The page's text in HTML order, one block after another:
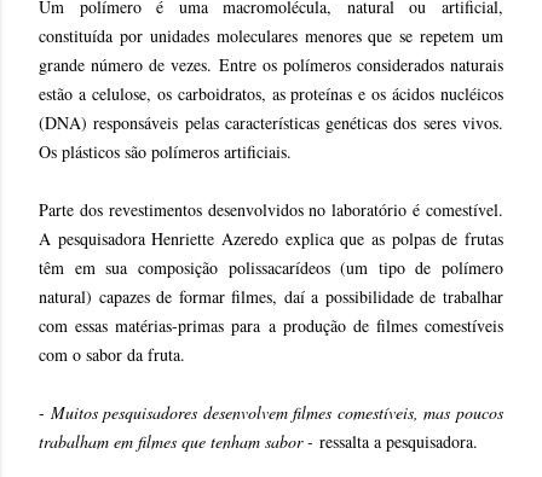
Um polímero é uma macromolécula, natural ou artificial,
constituída por unidades moleculares menores que se repetem um
grande número de vezes. Entre os polímeros considerados naturais
estão a celulose, os carboidratos, as proteínas e os ácidos nucléicos
(DNA) responsáveis pelas características genéticas dos seres vivos.
Os plásticos são polímeros artificiais.
Parte dos revestimentos desenvolvidos no laboratório é comestível.
A pesquisadora Henriette Azeredo explica que as polpas de frutas
têm em sua composição polissacarídeos (um tipo de polímero
natural) capazes de formar filmes, daí a possibilidade de trabalhar
com essas matérias-primas para a produção de filmes comestíveis
com o sabor da fruta.
- Muitos pesquisadores desenvolvem filmes comestíveis, mas poucos
trabalham em filmes que tenham sabor - ressalta a pesquisadora.